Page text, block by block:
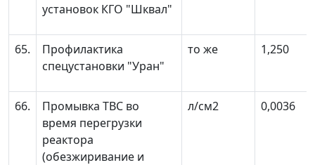
установок КГО "Шквал"
65.
Профилактика
спецустановки "Уран"
то же 1,250
66.
Промывка ТВС во
время перегрузки
реактора
(обезжиривание и
л/см2 0,0036